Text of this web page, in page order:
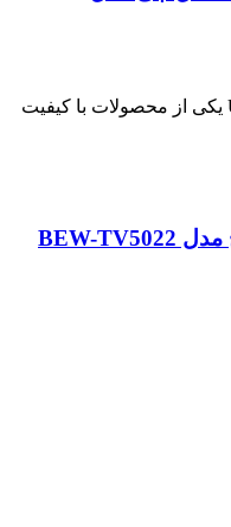
تلویزیون 55 اینچ ال جی مدل UR80006 یکی از محصولات با کیفیت